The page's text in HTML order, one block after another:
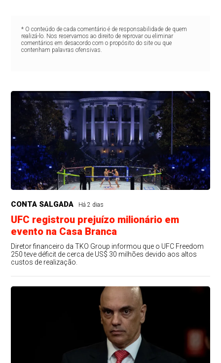
* O conteúdo de cada comentário é de responsabilidade de quem
realizá-lo. Nos reservamos ao direito de reprovar ou eliminar
comentários em desacordo com o propósito do site ou que
contenham palavras ofensivas.
CONTA SALGADA Há 2 dias
UFC registrou prejuízo milionário em
evento na Casa Branca
Diretor financeiro da TKO Group informou que o UFC Freedom
250 teve déficit de cerca de US$ 30 milhões devido aos altos
custos de realização.